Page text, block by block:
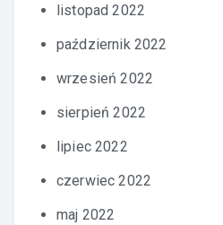
listopad 2022
październik 2022
wrzesień 2022
sierpień 2022
lipiec 2022
czerwiec 2022
maj 2022